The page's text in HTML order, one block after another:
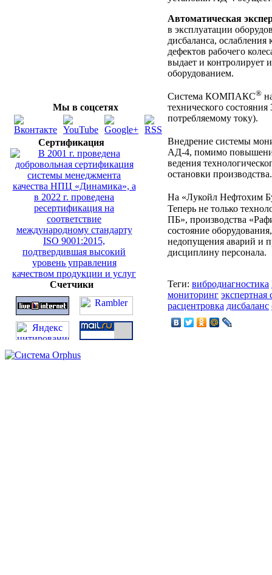
Мы в соцсетях
Сертификация
Счетчики
Автоматическая
в эксплуатации
дисбаланса,
дефектов рабочего
выдает и
оборудованием.
Система КОМПАКС®
технического
потребляемому току).
Внедрение системы
АД-4, помимо
ведения
остановки производства.
На «Лукойл Нефтохим
Теперь не только
ПБ», производства
состояние
недопущения аварий и
дисциплину персонала.
Теги: вибродиагностика
мониторинг экспертная
расцентровка дисбаланс